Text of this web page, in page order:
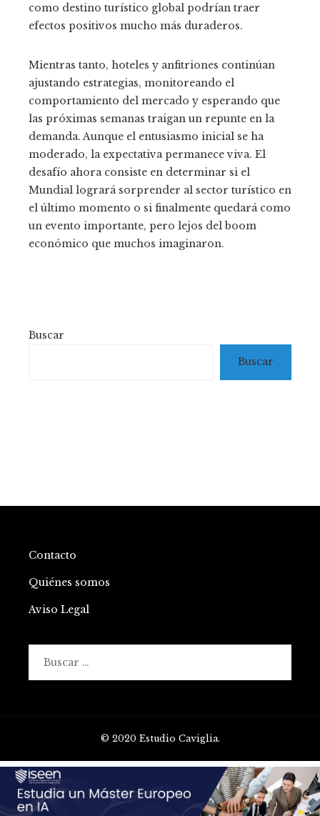
como destino turístico global podrían traer
efectos positivos mucho más duraderos.
Mientras tanto, hoteles y anfitriones continúan
ajustando estrategias, monitoreando el
comportamiento del mercado y esperando que
las próximas semanas traigan un repunte en la
demanda. Aunque el entusiasmo inicial se ha
moderado, la expectativa permanece viva. El
desafío ahora consiste en determinar si el
Mundial logrará sorprender al sector turístico en
el último momento o si finalmente quedará como
un evento importante, pero lejos del boom
económico que muchos imaginaron.
Buscar
Buscar
Contacto
Quiénes somos
Aviso Legal
© 2020 Estudio Caviglia.